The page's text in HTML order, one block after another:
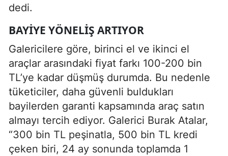
dedi.
BAYIYE YÖNELIŞ ARTIYOR
Galericilere göre, birinci el ve ikinci el
araçlar arasındaki fiyat farkı 100-200 bin
TL’ye kadar düşmüş durumda. Bu nedenle
tüketiciler, daha güvenli buldukları
bayilerden garanti kapsamında araç satın
almayı tercih ediyor. Galerici Burak Atalar,
“300 bin TL peşinatla, 500 bin TL kredi
çeken biri, 24 ay sonunda toplamda 1